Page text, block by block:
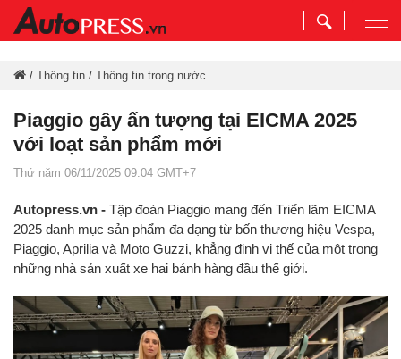
/ Thông tin / Thông tin trong nước
Piaggio gây ấn tượng tại EICMA 2025
với loạt sản phẩm mới
Thứ năm 06/11/2025 09:04 GMT+7
Autopress.vn - Tập đoàn Piaggio mang đến Triển lãm EICMA
2025 danh mục sản phẩm đa dạng từ bốn thương hiệu Vespa,
Piaggio, Aprilia và Moto Guzzi, khẳng định vị thế của một trong
những nhà sản xuất xe hai bánh hàng đầu thế giới.